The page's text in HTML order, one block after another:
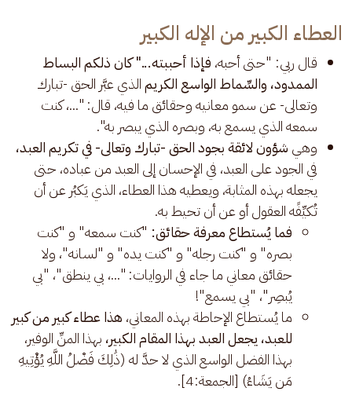
العطاء الكبير من الإله الكبير
قال ربي: "حتى أحبه، فإذا أحببته..." كان ذلكم البساط
الممدود، والسِّماط الواسع الكريمالذي عبَّر الحق -تبارك
وتعالى- عن سمو معانيه وحقائق ما فيه، قال: "...، كنت
سمعه الذي يسمع به، وبصره الذي يبصر به".
وهي شؤون لائقة بجود الحق -تبارك وتعالى- في تكريم العبد،
في الجود على العبد، في الإحسان إلى العبد من عباده، حتى
يجعله بهذه المثابة، ويعطيه هذا العطاء، الذي يَكبُر عن أن
تُكيِّفًه العقول أو عن أن تحيط به.
فما يُستطاع معرفة حقائق:"كنت سمعه" و "كنت
بصره" و "كنت رجله" و "كنت يده" و "لسانه"، ولا
حقائق معاني ما جاء في الروايات: "...، بي ينطق"، "بي
يُبصِر"، "بي يسمع"!
ما يُستطاع الإحاطة بهذه المعاني، هذا عطاء كبير من كبير
للعبد، يجعل العبد بهذا المقام الكبير، بهذا المنِّ الوفير،
بهذا الفضل الواسع الذي لا حدَّ له (ذَٰلِكَ فَضْلُ اللَّهِ يُؤْتِيهِ
مَن يَشَاءُ) [الجمعة:4].